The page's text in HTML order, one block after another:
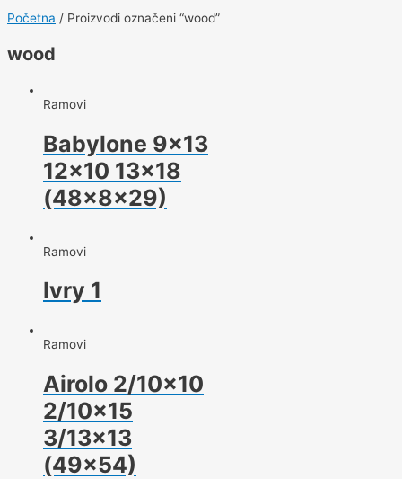
Početna / Proizvodi označeni “wood”
wood
Ramovi
Babylone 9×13
12×10 13×18
(48x8x29)
Ramovi
Ivry 1
Ramovi
Airolo 2/10×10
2/10×15
3/13×13
(49×54)